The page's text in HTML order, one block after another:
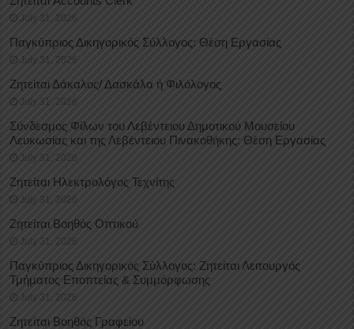
July 31, 2026
Παγκύπριος Δικηγορικός Σύλλογος: Θέση Εργασίας
July 31, 2026
Ζητείται Δάκαλος/ Δασκάλα ή Φιλόλογος
July 31, 2026
Σύνδεσμος Φίλων του Λεβέντειου Δημοτικού Μουσείου
Λευκωσίας και της Λεβέντειου Πινακοθήκης: Θέση Εργασίας
July 31, 2026
Ζητείται Ηλεκτρολόγος Τεχνίτης
July 31, 2026
Ζητείται Βοηθός Οπτικού
July 31, 2026
Παγκύπριος Δικηγορικός Σύλλογος: Ζητείται Λειτουργός
Τμήματος Εποπτείας & Συμμόρφωσης
July 31, 2026
Ζητείται Βοηθός Γραφείου